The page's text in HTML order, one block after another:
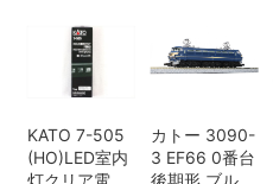
KATO 7-505
(HO)LED室内
灯クリア電球
カトー 3090-
3 EF66 0番台
後期形 ブルー